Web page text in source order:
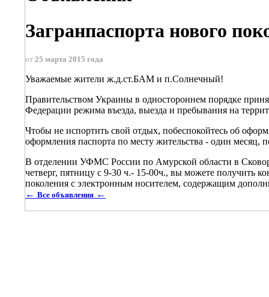
Загранпаспорта нового
от 25 марта 2015 года
Уважаемые жители ж.д.ст.БАМ и п.Солнечный!
Правительством Украины в одностороннем порядке
Федерации режима въезда, выезда и пребывания на
Чтобы не испортить свой отдых, побеспокойтесь об
оформления паспорта по месту жительства - один месяц,
В отделении УФМС России по Амурской области в
четверг, пятницу с 9-30 ч.- 15-00ч., вы можете получить
поколения с электронным носителем, содержащим
← Все объявления ←